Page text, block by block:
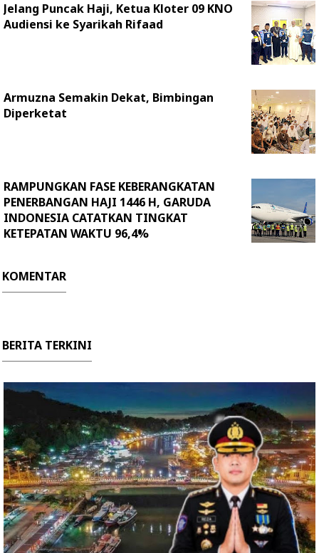
Jelang Puncak Haji, Ketua Kloter 09 KNO
Audiensi ke Syarikah Rifaad
Armuzna Semakin Dekat, Bimbingan
Diperketat
RAMPUNGKAN FASE KEBERANGKATAN
PENERBANGAN HAJI 1446 H, GARUDA
INDONESIA CATATKAN TINGKAT
KETEPATAN WAKTU 96,4%
KOMENTAR
BERITA TERKINI